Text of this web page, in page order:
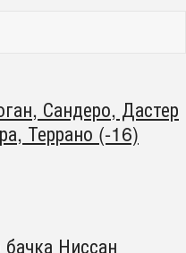
Сандеро, Дастер
Террано (-16)
Ниссан